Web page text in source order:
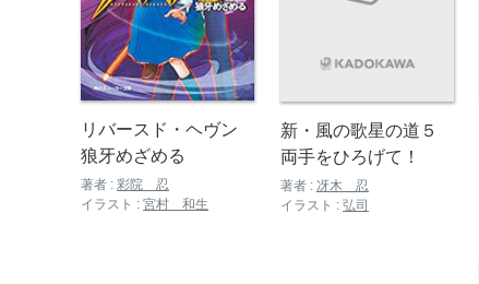
リバースド・ヘヴン
狼牙めざめる
著者 : 彩院 忍
イラスト : 宮村 和生
新・風の歌星の道５
両手をひろげて！
著者 : 冴木 忍
イラスト : 弘司